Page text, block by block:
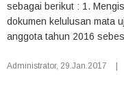
sebagai berikut : 1.
dokumen kelulusan mata
anggota tahun 2016
Administrator, 29.Jan.2017